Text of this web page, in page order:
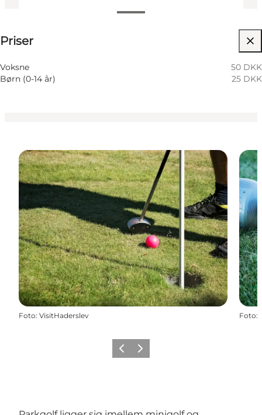
Priser
Voksne
50 DKK
Børn (0-14 år)
25 DKK
Foto: VisitHaderslev Foto:
ForrigeNæste